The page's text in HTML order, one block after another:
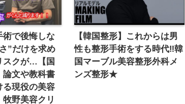
術で後悔しな
”だけを求め
スクが…【国
論文や教科書
る現役の美容
野美容クリ
【韓国整形】これからは男
性も整形手術をする時代‼韓
国マーブル美容整形外科メ
ンズ整形★